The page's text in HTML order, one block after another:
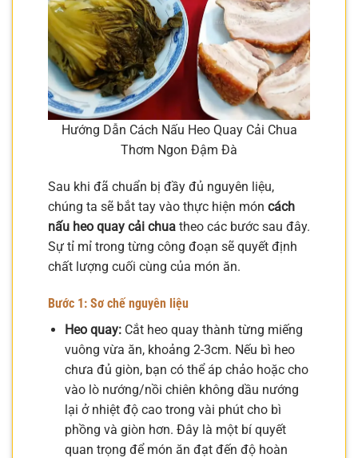
Hướng Dẫn Cách Nấu Heo Quay Cải Chua
Thơm Ngon Đậm Đà
Sau khi đã chuẩn bị đầy đủ nguyên liệu,
chúng ta sẽ bắt tay vào thực hiện món cách
nấu heo quay cải chua theo các bước sau đây.
Sự tỉ mỉ trong từng công đoạn sẽ quyết định
chất lượng cuối cùng của món ăn.
Bước 1: Sơ chế nguyên liệu
Heo quay:Cắt heo quay thành từng miếng
vuông vừa ăn, khoảng 2-3cm. Nếu bì heo
chưa đủ giòn, bạn có thể áp chảo hoặc cho
vào lò nướng/nồi chiên không dầu nướng
lại ở nhiệt độ cao trong vài phút cho bì
phồng và giòn hơn. Đây là một bí quyết
quan trọng để món ăn đạt đến độ hoàn